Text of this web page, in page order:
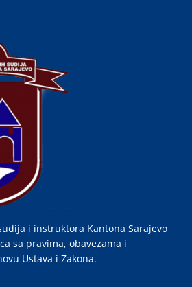
i instruktora Kantona Sarajevo
sa pravima, obavezama i
Ustava i Zakona.